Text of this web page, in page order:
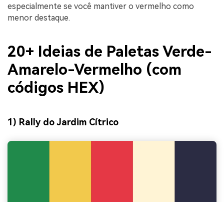
especialmente se você mantiver o vermelho como
menor destaque.
20+ Ideias de Paletas Verde-
Amarelo-Vermelho (com
códigos HEX)
1) Rally do Jardim Cítrico